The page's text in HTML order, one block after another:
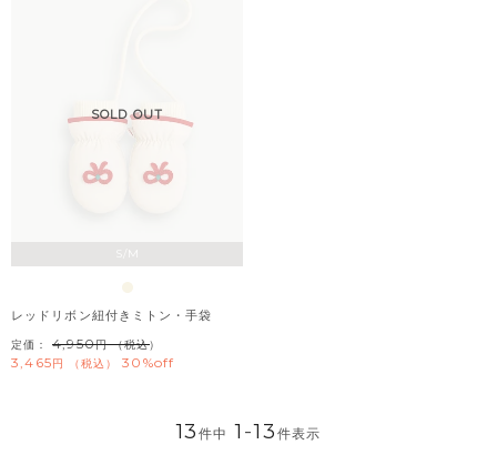
S/M
SOLD OUT
レッドリボン紐付きミトン・手袋
定価： 4,950 （税込）
3,465 税込 30%off
13件中 1 -13 件表示